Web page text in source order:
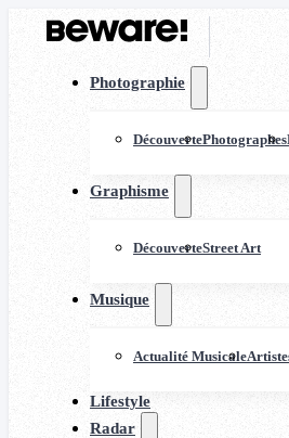
Photographie
DécouvertePhotographes
Graphisme
DécouverteStreet Art
Musique
Actualité Musicale
Lifestyle
Radar